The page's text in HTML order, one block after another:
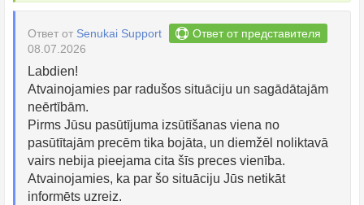
Ответ от Senukai Support
Ответ от представителя
08.07.2026
Labdien!
Atvainojamies par radušos situāciju un sagādātajām
neērtībām.
Pirms Jūsu pasūtījuma izsūtīšanas viena no
pasūtītajām precēm tika bojāta, un diemžēl noliktavā
vairs nebija pieejama cita šīs preces vienība.
Atvainojamies, ka par šo situāciju Jūs netikāt
informēts uzreiz.